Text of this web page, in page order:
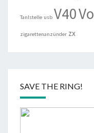
Tanlstelle usb V40
zigarettenanzünder zx
SAVE THE RING!